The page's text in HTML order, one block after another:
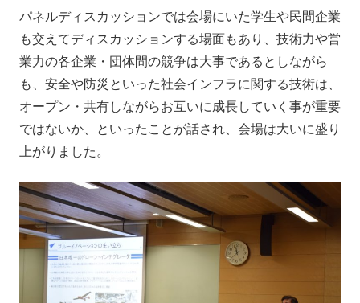
パネルディスカッションでは会場にいた学生や民間企業
も交えてディスカッションする場面もあり、技術力や営
業力の各企業・団体間の競争は大事であるとしながら
も、安全や防災といった社会インフラに関する技術は、
オープン・共有しながらお互いに成長していく事が重要
ではないか、といったことが話され、会場は大いに盛り
上がりました。